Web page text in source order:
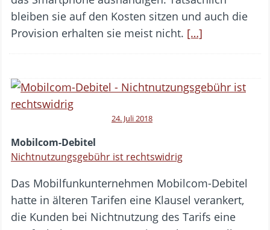
bleiben sie auf den Kosten sitzen und auch die
Provision erhalten sie meist nicht. […]
24. Juli 2018
Mobilcom-Debitel
Nichtnutzungsgebühr ist rechtswidrig
Das Mobilfunkunternehmen Mobilcom-Debitel
hatte in älteren Tarifen eine Klausel verankert,
die Kunden bei Nichtnutzung des Tarifs eine